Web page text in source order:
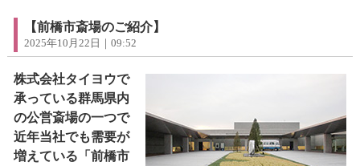
【前橋市斎場のご紹介】
2025年10月22日｜09:52
株式会社タイヨウで
承っている群馬県内
の公営斎場の一つで
近年当社でも需要が
増えている「前橋市